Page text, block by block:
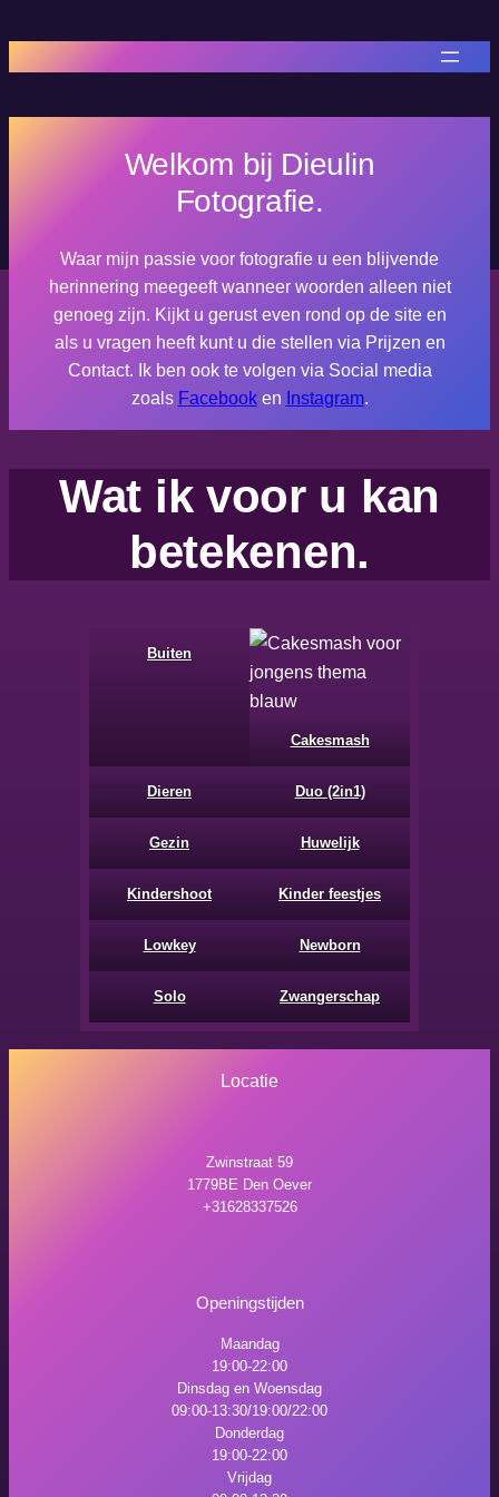
Welkom bij Dieulin
Fotografie.
Waar mijn passie voor fotografie u een blijvende
herinnering meegeeft wanneer woorden alleen niet
genoeg zijn. Kijkt u gerust even rond op de site en
als u vragen heeft kunt u die stellen via Prijzen en
Contact. Ik ben ook te volgen via Social media
zoals Facebooken Instagram.
Wat ik voor u kan
betekenen.
Buiten
Cakesmash
Dieren Duo (2in1)
Gezin Huwelijk
Kindershoot Kinder feestjes
Lowkey Newborn
Solo Zwangerschap
Locatie
Zwinstraat 59
1779BE Den Oever
+31628337526
Openingstijden
Maandag
19:00-22:00
Dinsdag en Woensdag
09:00-13:30/19:00/22:00
Donderdag
19:00-22:00
Vrijdag